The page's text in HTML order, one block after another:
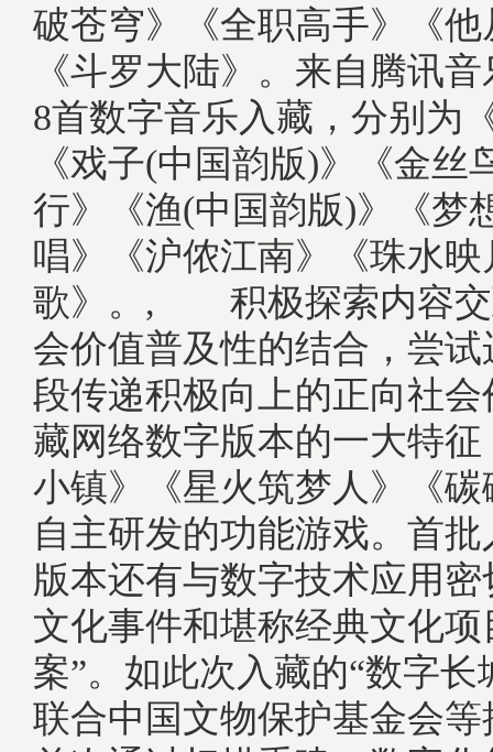
破苍穹》《全职高手》《
《斗罗大陆》。来自腾讯
8首数字音乐入藏，分别为
《戏子(中国韵版)》《金丝
行》《渔(中国韵版)》《梦
唱》《沪侬江南》《珠水映
歌》。, 积极探索内容交
会价值普及性的结合，尝
段传递积极向上的正向社
藏网络数字版本的一大特
小镇》《星火筑梦人》《
自主研发的功能游戏。首
版本还有与数字技术应用
文化事件和堪称经典文化项
案”。如此次入藏的“数字长
联合中国文物保护基金会